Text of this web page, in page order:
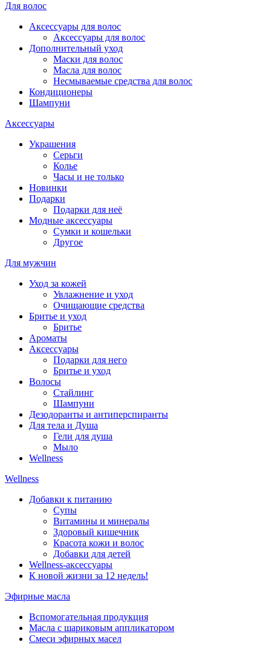
Для волос
Аксессуары для волос
Аксессуары для волос
Дополнительный уход
Маски для волос
Масла для волос
Несмываемые средства для волос
Кондиционеры
Шампуни
Аксессуары
Украшения
Серьги
Колье
Часы и не только
Новинки
Подарки
Подарки для неё
Модные аксессуары
Сумки и кошельки
Другое
Для мужчин
Уход за кожей
Увлажнение и уход
Очищающие средства
Бритье и уход
Бритье
Ароматы
Аксессуары
Подарки для него
Бритье и уход
Волосы
Стайлинг
Шампуни
Дезодоранты и антиперспиранты
Для тела и Душа
Гели для душа
Мыло
Wellness
Wellness
Добавки к питанию
Супы
Витамины и минералы
Здоровый кишечник
Красота кожи и волос
Добавки для детей
Wellness-аксессуары
К новой жизни за 12 недель!
Эфирные масла
Вспомогательная продукция
Масла с шариковым аппликатором
Смеси эфирных масел